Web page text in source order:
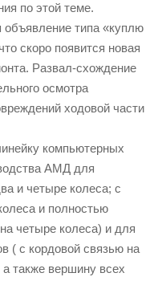
по этой теме.
объявление типа «куплю
скоро появится новая
Развал-схождение
осмотра
ходовой части
компьютерных
АМД для
и четыре колеса; с
и полностью
четыре колеса) и для
( с кордовой связью на
также вершину всех